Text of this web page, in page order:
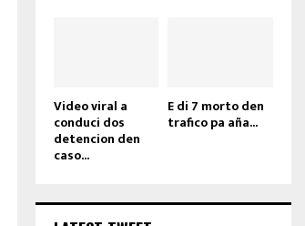
Video viral a
conduci dos
detencion den
caso...
E di 7 morto den
trafico pa aña...